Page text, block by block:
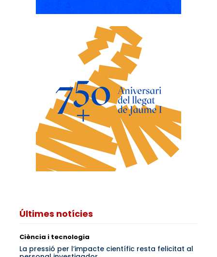
Últimes notícies
Ciència i tecnologia
La pressió per l’impacte científic resta felicitat al